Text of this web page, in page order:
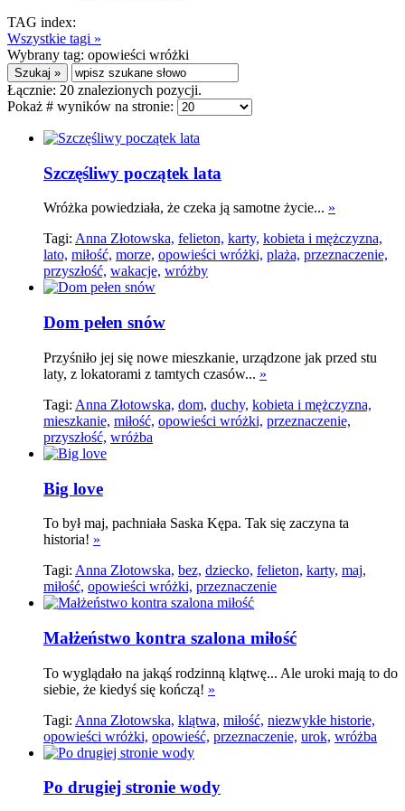
TAG index:
Wszystkie tagi »
Wybrany tag: opowieści wróżki
Łącznie: 20 znalezionych pozycji.
Pokaż # wyników na stronie:
Szczęśliwy początek lata
Wróżka powiedziała, że czeka ją samotne życie... »
Tagi: Anna Złotowska, felieton, karty, kobieta i mężczyzna,
lato, miłość, morze, opowieści wróżki, plaża, przeznaczenie,
przyszłość, wakacje, wróżby
Dom pełen snów
Przyśniło jej się nowe mieszkanie, urządzone jak przed stu
laty, z lokatorami z tamtych czasów... »
Tagi: Anna Złotowska, dom, duchy, kobieta i mężczyzna,
mieszkanie, miłość, opowieści wróżki, przeznaczenie,
przyszłość, wróżba
Big love
To był maj, pachniała Saska Kępa. Tak się zaczyna ta
historia! »
Tagi: Anna Złotowska, bez, dziecko, felieton, karty, maj,
miłość, opowieści wróżki, przeznaczenie
Małżeństwo kontra szalona miłość
To wyglądało na jakąś rodzinną klątwę... Ale uroki mają to do
siebie, że kiedyś się kończą! »
Tagi: Anna Złotowska, klątwa, miłość, niezwykłe historie,
opowieści wróżki, opowieść, przeznaczenie, urok, wróżba
Po drugiej stronie wody